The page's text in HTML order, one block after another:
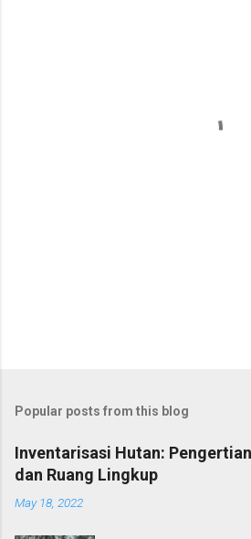
Popular posts from this blog
Inventarisasi Hutan:
dan Ruang Lingkup
May 18, 2022